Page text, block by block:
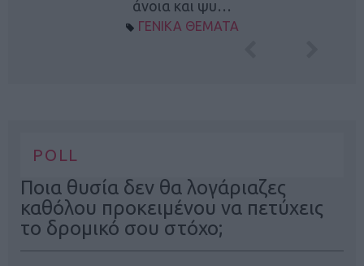
άνοια και ψυ…
ΓΕΝΙΚΑ ΘΕΜΑΤΑ
POLL
Ποια θυσία δεν θα λογάριαζες
καθόλου προκειμένου να πετύχεις
το δρομικό σου στόχο;